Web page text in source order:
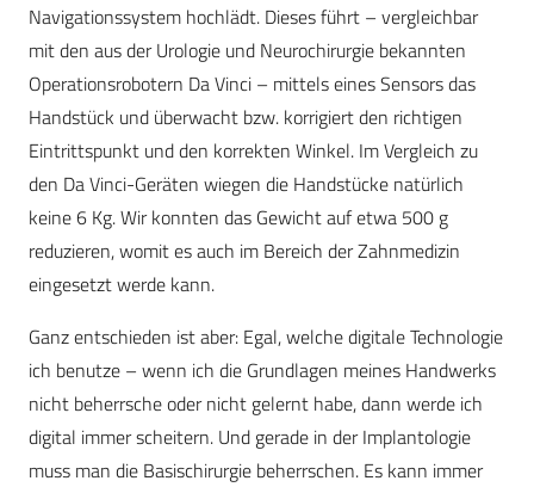
Navigationssystem hochlädt. Dieses führt – vergleichbar
mit den aus der Urologie und Neurochirurgie bekannten
Operationsrobotern Da Vinci – mittels eines Sensors das
Handstück und überwacht bzw. korrigiert den richtigen
Eintrittspunkt und den korrekten Winkel. Im Vergleich zu
den Da Vinci-Geräten wiegen die Handstücke natürlich
keine 6 Kg. Wir konnten das Gewicht auf etwa 500 g
reduzieren, womit es auch im Bereich der Zahnmedizin
eingesetzt werde kann.
Ganz entschieden ist aber: Egal, welche digitale Technologie
ich benutze – wenn ich die Grundlagen meines Handwerks
nicht beherrsche oder nicht gelernt habe, dann werde ich
digital immer scheitern. Und gerade in der Implantologie
muss man die Basischirurgie beherrschen. Es kann immer